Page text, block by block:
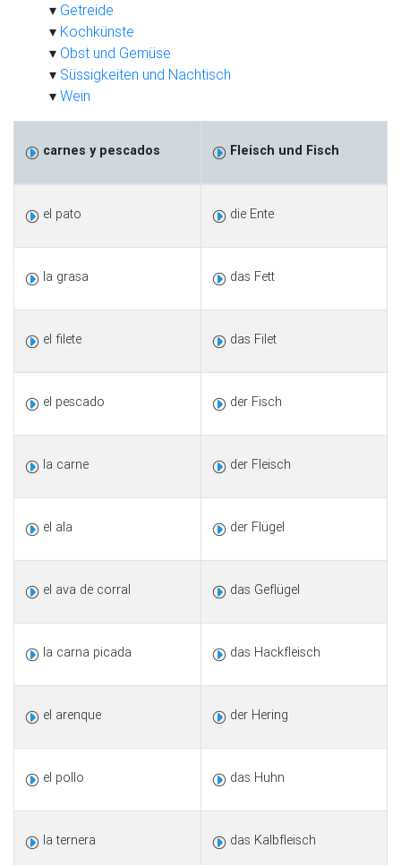
Getreide
Kochkünste
Obst und Gemüse
Süssigkeiten und Nachtisch
Wein
carnes y pescados Fleisch und Fisch
el pato die Ente
la grasa das Fett
el filete das Filet
el pescado der Fisch
la carne der Fleisch
el ala der Flügel
el ava de corral das Geflügel
la carna picada das Hackfleisch
el arenque der Hering
el pollo das Huhn
la ternera das Kalbfleisch